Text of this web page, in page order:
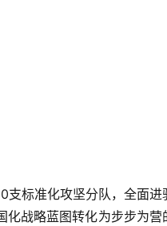
支标准化攻坚分队，全面进
化战略蓝图转化为步步为营